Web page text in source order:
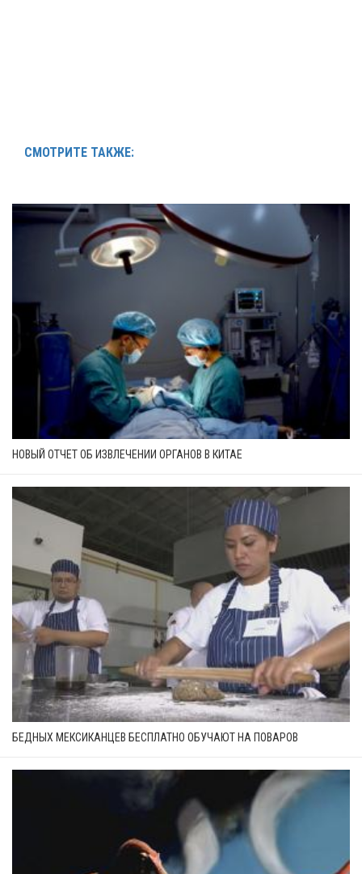
СМОТРИТЕ ТАКЖЕ:
НОВЫЙ ОТЧЕТ ОБ ИЗВЛЕЧЕНИИ ОРГАНОВ В КИТАЕ
БЕДНЫХ МЕКСИКАНЦЕВ БЕСПЛАТНО ОБУЧАЮТ НА ПОВАРОВ